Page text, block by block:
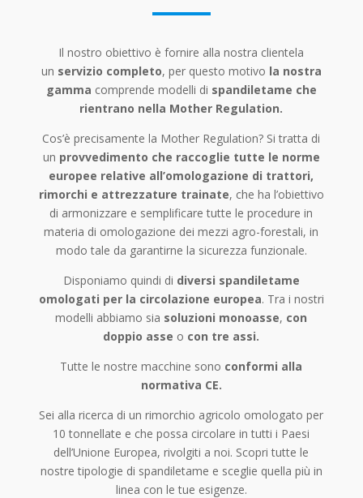
Il nostro obiettivo è fornire alla nostra clientela
un servizio completo, per questo motivo la nostra
gamma comprende modelli di spandiletame che
rientrano nella Mother Regulation.
Cos’è precisamente la Mother Regulation? Si tratta di
un provvedimento che raccoglie tutte le norme
europee relative all’omologazione di trattori,
rimorchi e attrezzature trainate, che ha l’obiettivo
di armonizzare e semplificare tutte le procedure in
materia di omologazione dei mezzi agro-forestali, in
modo tale da garantirne la sicurezza funzionale.
Disponiamo quindi di diversi spandiletame
omologati per la circolazione europea. Tra i nostri
modelli abbiamo sia soluzioni monoasse, con
doppio asse o con tre assi.
Tutte le nostre macchine sono conformi alla
normativa CE.
Sei alla ricerca di un rimorchio agricolo omologato per
10 tonnellate e che possa circolare in tutti i Paesi
dell’Unione Europea, rivolgiti a noi. Scopri tutte le
nostre tipologie di spandiletame e sceglie quella più in
linea con le tue esigenze.